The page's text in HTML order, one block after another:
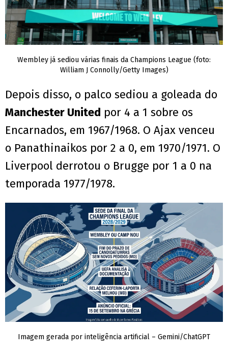
Wembley já sediou várias finais da Champions League (foto:
William J Connolly/Getty Images)
Depois disso, o palco sediou a goleada do
Manchester United por 4 a 1 sobre os
Encarnados, em 1967/1968. O Ajax venceu
o Panathinaikos por 2 a 0, em 1970/1971. O
Liverpool derrotou o Brugge por 1 a 0 na
temporada 1977/1978.
Imagem gerada por inteligência artificial – Gemini/ChatGPT